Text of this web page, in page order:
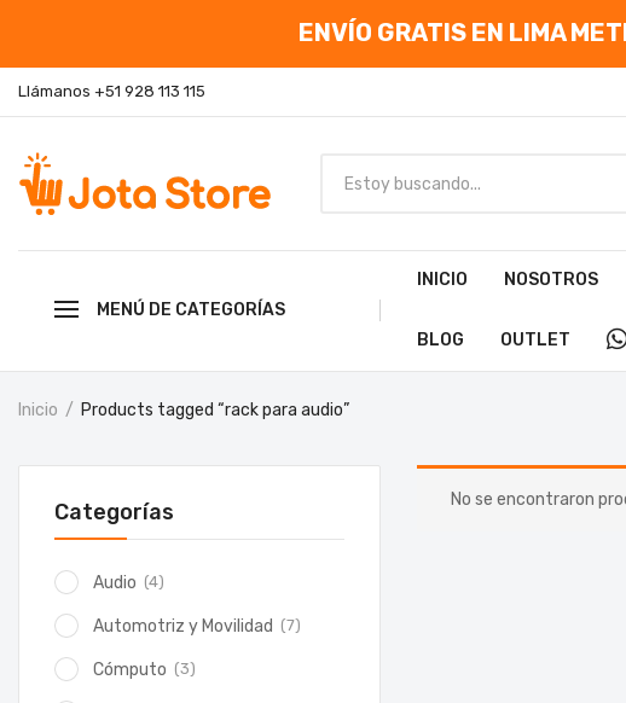
ENVÍO GRATIS EN LIMA
Llámanos +51 928 113 115
MENÚ DE CATEGORÍAS
INICIO NOSOTROS
BLOG OUTLET
Inicio Products tagged “rack para audio”
No se encontraron
Categorías
Audio (4)
Automotriz y Movilidad (7)
Cómputo (3)